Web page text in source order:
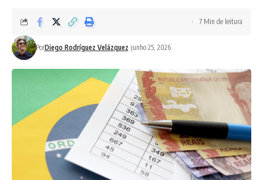
PorDiego Rodríguez Velázquez junho 25, 2026
7 Min de leitura